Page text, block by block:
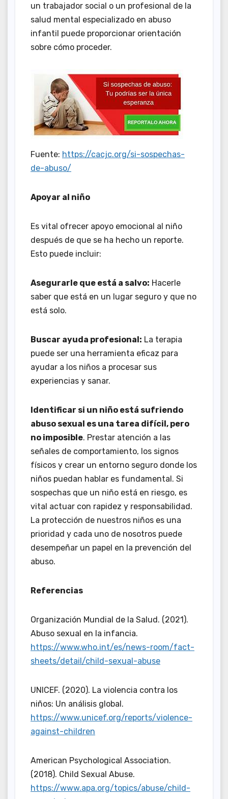
un trabajador social o un profesional de la
salud mental especializado en abuso
infantil puede proporcionar orientación
sobre cómo proceder.
Fuente: https://cacjc.org/si-sospechas-
de-abuso/
Apoyar al niño
Es vital ofrecer apoyo emocional al niño
después de que se ha hecho un reporte.
Esto puede incluir:
Asegurarle que está a salvo: Hacerle
saber que está en un lugar seguro y que no
está solo.
Buscar ayuda profesional: La terapia
puede ser una herramienta eficaz para
ayudar a los niños a procesar sus
experiencias y sanar.
Identificar si un niño está sufriendo
abuso sexual es una tarea difícil, pero
no imposible. Prestar atención a las
señales de comportamiento, los signos
físicos y crear un entorno seguro donde los
niños puedan hablar es fundamental. Si
sospechas que un niño está en riesgo, es
vital actuar con rapidez y responsabilidad.
La protección de nuestros niños es una
prioridad y cada uno de nosotros puede
desempeñar un papel en la prevención del
abuso.
Referencias
Organización Mundial de la Salud. (2021).
Abuso sexual en la infancia.
https://www.who.int/es/news-room/fact-
sheets/detail/child-sexual-abuse
UNICEF. (2020). La violencia contra los
niños: Un análisis global.
https://www.unicef.org/reports/violence-
against-children
American Psychological Association.
(2018). Child Sexual Abuse.
https://www.apa.org/topics/abuse/child-